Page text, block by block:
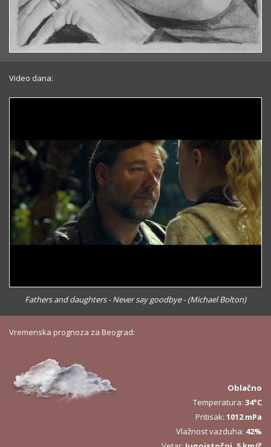
Video dana:
Fathers and daughters - Never say goodbye - (Michael Bolton)
Vremenska prognoza za Beograd:
Oblačno
Temperatura: 34°C
Pritisak: 1012 mPa
Vlažnost vazduha: 42%